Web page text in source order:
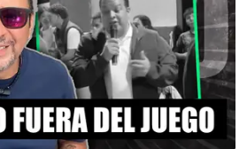
tiene nada bueno que hacer se
que cuestionan al alcalde de
lacra cobarde!!!
al sillón municipal por el
Nacion” la actual regidora Leydy
resulta que su desgaste se